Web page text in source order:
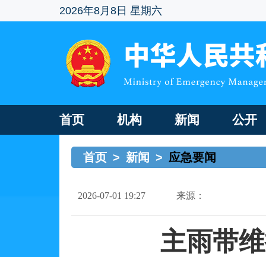
2026年8月8日 星期六
首页 机构 新闻 公开
首页 > 新闻 > 应急要闻
2026-07-01 19:27 来源：
主雨带